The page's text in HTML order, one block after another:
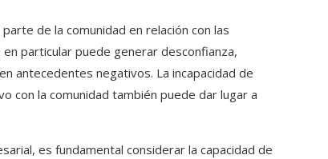
de la comunidad en relación con las
particular puede generar desconfianza,
antecedentes negativos. La incapacidad de
con la comunidad también puede dar lugar a
es fundamental considerar la capacidad de